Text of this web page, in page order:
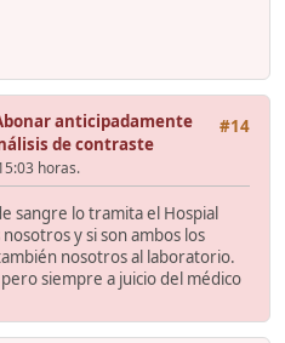
#14
anticipadamente
de contraste
horas.
sangre lo tramita el Hospial
y si son ambos los
nosotros al laboratorio.
siempre a juicio del médico